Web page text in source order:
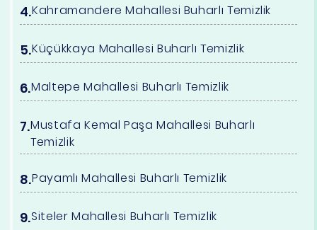
Kahramandere Mahallesi Buharlı Temizlik
Küçükkaya Mahallesi Buharlı Temizlik
Maltepe Mahallesi Buharlı Temizlik
Mustafa Kemal Paşa Mahallesi Buharlı
Temizlik
Payamlı Mahallesi Buharlı Temizlik
Siteler Mahallesi Buharlı Temizlik